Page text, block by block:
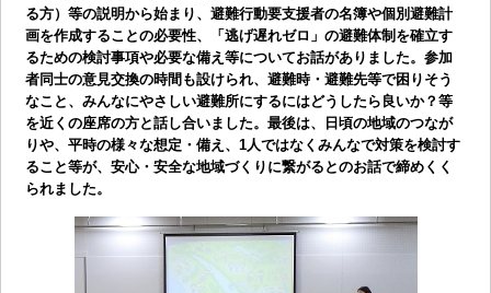
る方）等の説明から始まり、避難行動要支援者の名簿や個別避難計
画を作成することの必要性、「逃げ遅れゼロ」の避難体制を確立す
るための検討事項や必要な備え等についてお話がありました。参加
者同士の意見交換の時間も設けられ、避難時・避難先等で困りそう
なこと、みんなにやさしい避難所にするにはどうしたら良いか？等
を近くの座席の方と話し合いました。最後は、日頃の地域のつなが
りや、平時の様々な想定・備え、1人ではなくみんなで対策を検討す
ること等が、安心・安全な地域づくりに繋がるとのお話で締めくく
られました。